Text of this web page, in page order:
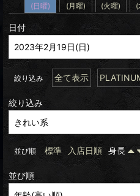
(日曜) (月曜) (火曜) (
日付
絞り込み 全て表示
絞り込み
並び順 標準 入店日順 身長
並び順